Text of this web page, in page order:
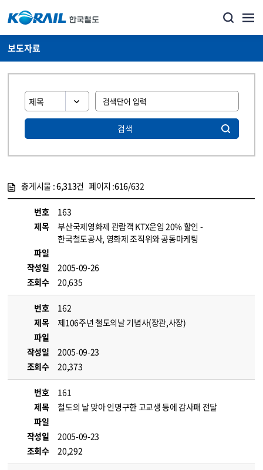
보도자료
검색
총게시물 :6,313건 페이지 :616/632
번호
163
제목
부산국제영화제 관람객 KTX운임 20% 할인 -
한국철도공사, 영화제 조직위와 공동마케팅
파일
작성일
2005-09-26
조회수
20,635
번호
162
제목
제106주년 철도의날 기념사(장관,사장)
파일
작성일
2005-09-23
조회수
20,373
번호
161
제목
철도의 날 맞아 인명구한 고교생 등에 감사패 전달
파일
작성일
2005-09-23
조회수
20,292